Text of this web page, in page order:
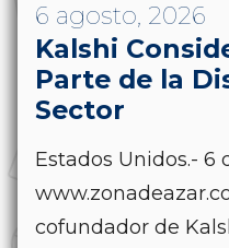
6 agosto, 2026
Kalshi
Parte de la
Sector
Estados Unidos.- 6
cofundador de